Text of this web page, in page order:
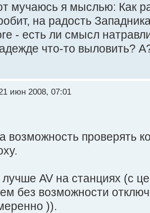
мучаюсь я мыслью: Как
на радость
- есть ли смысл
что-то выловить?
июн 2008, 07:01
возможность проверять
AV на станциях (с
без возможности
)).